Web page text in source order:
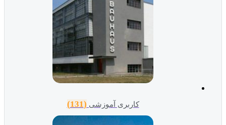
کاربری آموزشی (131)